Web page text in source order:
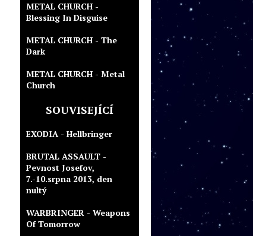
METAL CHURCH -
Blessing In Disguise
METAL CHURCH - The
Dark
METAL CHURCH - Metal
Church
SOUVISEJÍCÍ
EXODIA - Hellbringer
BRUTAL ASSAULT -
Pevnost Josefov,
7.-10.srpna 2013, den
nultý
WARBRINGER - Weapons
Of Tomorrow